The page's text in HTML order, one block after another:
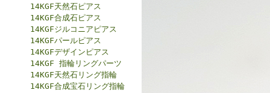
14KGF天然石ピアス
14KGF合成石ピアス
14KGFジルコニアピアス
14KGFパールピアス
14KGFデザインピアス
14KGF 指輪リングパーツ
14KGF天然石リング指輪
14KGF合成宝石リング指輪